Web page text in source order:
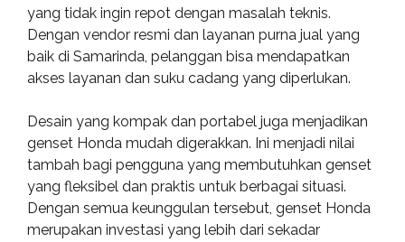
yang tidak ingin repot dengan masalah teknis.
Dengan vendor resmi dan layanan purna jual yang
baik di Samarinda, pelanggan bisa mendapatkan
akses layanan dan suku cadang yang diperlukan.
Desain yang kompak dan portabel juga menjadikan
genset Honda mudah digerakkan. Ini menjadi nilai
tambah bagi pengguna yang membutuhkan genset
yang fleksibel dan praktis untuk berbagai situasi.
Dengan semua keunggulan tersebut, genset Honda
merupakan investasi yang lebih dari sekadar